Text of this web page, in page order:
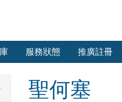
服務狀態 推廣註冊
聖何塞